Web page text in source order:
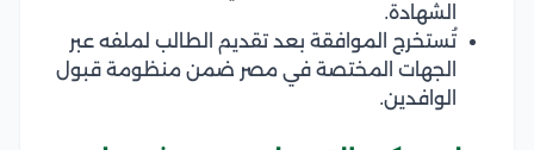
الشهادة.
تُستخرج الموافقة بعد تقديم الطالب لملفه عبر
الجهات المختصة في مصر ضمن منظومة قبول
الوافدين.